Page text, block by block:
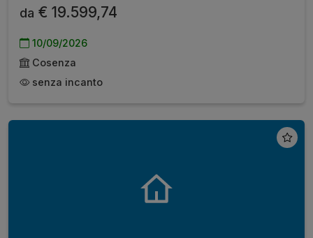
da € 19.599,74
10/09/2026
Cosenza
senza incanto